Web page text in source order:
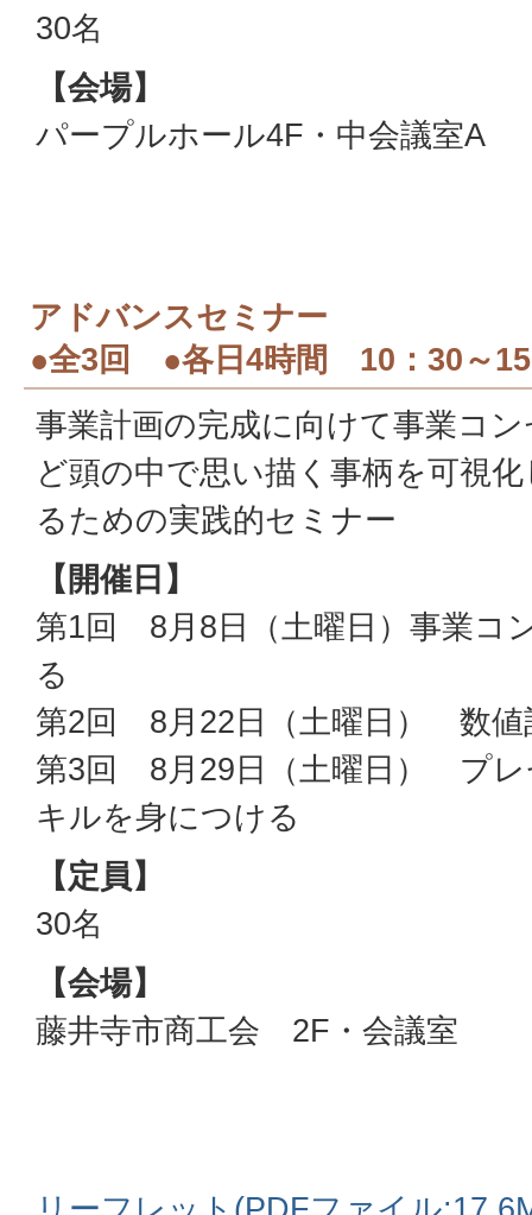
30名
【会場】
パープルホール4F・中会議室A
アドバンスセミナー
●全3回 ●各日4時間 10：30～
事業計画の完成に向けて事業コ
ど頭の中で思い描く事柄を可視
るための実践的セミナー
【開催日】
第1回 8月8日（土曜日）事業コ
る
第2回 8月22日（土曜日） 数値
第3回 8月29日（土曜日） プレ
キルを身につける
【定員】
30名
【会場】
藤井寺市商工会 2F・会議室